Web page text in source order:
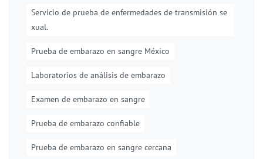
Servicio de prueba de enfermedades de transmisión se
xual.
Prueba de embarazo en sangre México
Laboratorios de análisis de embarazo
Examen de embarazo en sangre
Prueba de embarazo confiable
Prueba de embarazo en sangre cercana